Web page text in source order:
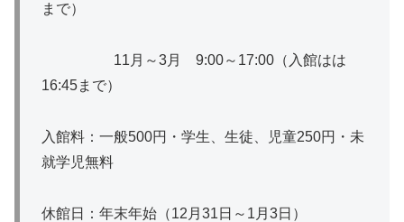
まで）
11月～3月 9:00～17:00（入館はは
16:45まで）
入館料：一般500円・学生、生徒、児童250円・未
就学児無料
休館日：年末年始（12月31日～1月3日）